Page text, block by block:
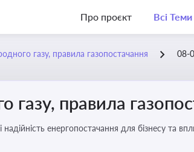
Про проєкт Всі Теми
газу, правила газопостачання 08-
газу, правила
надійність енергопостачання для бізнесу та